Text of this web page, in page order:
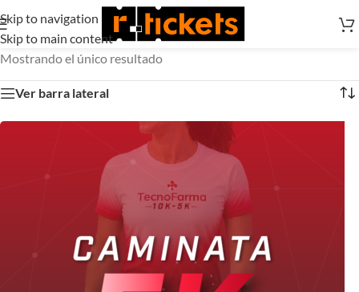
Skip to navigation
Skip to main content
Mostrando el único resultado
Ver barra lateral